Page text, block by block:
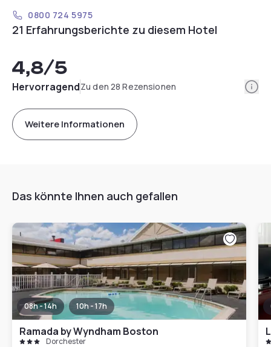
0800 724 5975
21 Erfahrungsberichte zu diesem Hotel
4,8/5
HervorragendZu den 28 Rezensionen
Weitere Informationen
Das könnte Ihnen auch gefallen
08h - 14h 10h - 17h
Ramada by Wyndham Boston
Dorchester